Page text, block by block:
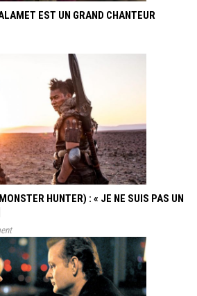
EST UN GRAND CHANTEUR
HUNTER) : « JE NE SUIS PAS UN